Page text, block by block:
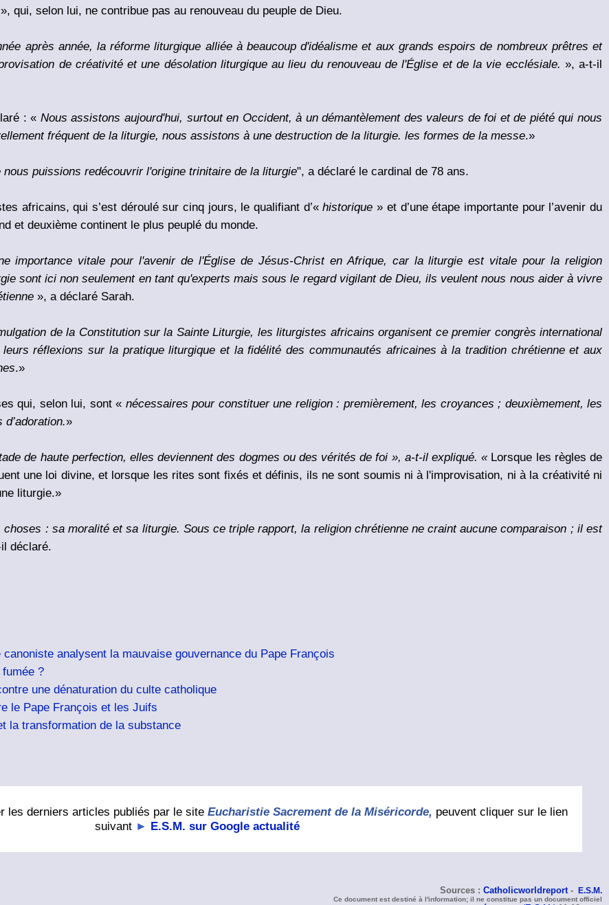
», qui, selon lui, ne contribue pas au renouveau du peuple de Dieu.
après année, la réforme liturgique alliée à beaucoup d'idéalisme et aux grands espoirs de nombreux prêtres et
de créativité et une désolation liturgique au lieu du renouveau de l'Église et de la vie ecclésiale. », a-t-il
: « Nous assistons aujourd'hui, surtout en Occident, à un démantèlement des valeurs de foi et de piété qui nous
fréquent de la liturgie, nous assistons à une destruction de la liturgie. les formes de la messe.»
puissions redécouvrir l'origine trinitaire de la liturgie", a déclaré le cardinal de 78 ans.
africains, qui s’est déroulé sur cinq jours, le qualifiant d’«historique» et d’une étape importante pour l’avenir du
et deuxième continent le plus peuplé du monde.
importance vitale pour l'avenir de l'Église de Jésus-Christ en Afrique, car la liturgie est vitale pour la religion
sont ici non seulement en tant qu'experts mais sous le regard vigilant de Dieu, ils veulent nous nous aider à vivre
», a déclaré Sarah.
de la Constitution sur la Sainte Liturgie, les liturgistes africains organisent ce premier congrès international
réflexions sur la pratique liturgique et la fidélité des communautés africaines à la tradition chrétienne et aux
.»
qui, selon lui, sont « nécessaires pour constituer une religion : premièrement, les croyances ; deuxièmement, les
»
de haute perfection, elles deviennent des dogmes ou des vérités de foi », a-t-il expliqué. « Lorsque les règles de
une loi divine, et lorsque les rites sont fixés et définis, ils ne sont soumis ni à l'improvisation, ni à la créativité ni
liturgie.»
: sa moralité et sa liturgie. Sous ce triple rapport, la religion chrétienne ne craint aucune comparaison ; il est
déclaré.
analysent la mauvaise gouvernance du Pape François
?
une dénaturation du culte catholique
le Pape François et les Juifs
la transformation de la substance
les derniers articles publiés par le siteEucharistie Sacrement de la Miséricorde, peuvent cliquer sur le lien
suivant ► E.S.M. sur Google actualité
Sources : Catholicworldreport - E.S.M.
Ce document est destiné à l'information; il ne constitue pas un document officiel